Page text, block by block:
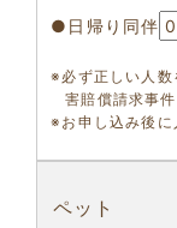
●日帰り同伴
※必ず正しい人数
害賠償請求事
※お申し込み後に
ペット